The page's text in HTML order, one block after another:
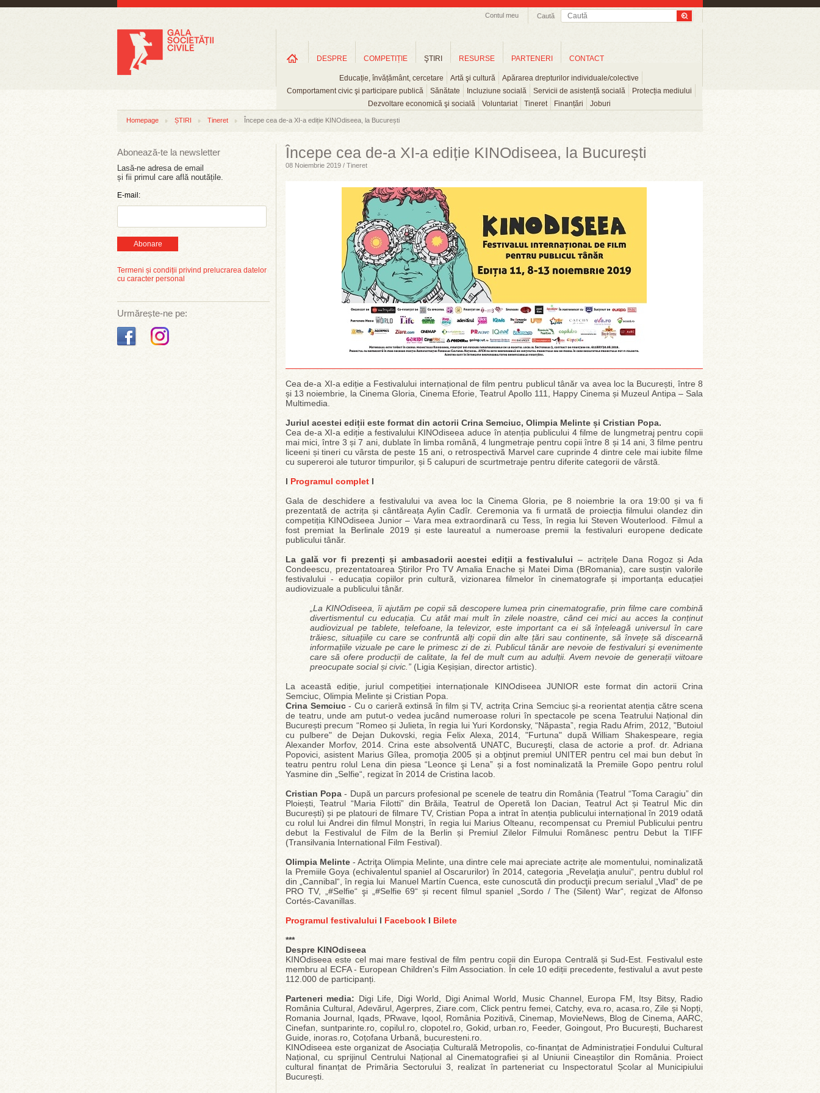
Caută
Contul meu
DESPRE COMPETIȚIE ŞTIRI
Educație, învățământ, cercetare Artă şi cultură
Apărarea drepturilor individuale/colective
Comportament civic şi participare publică
Sănătate Incluziune socială Servicii de asistență socială
Protecția mediului
Dezvoltare economică şi socială
Voluntariat Tineret Finanțări Joburi
RESURSE PARTENERI CONTACT
Homepage ȘTIRI Tineret Începe cea de-a XI-a ediție KINOdiseea, la București
Abonează-te la newsletter
Lasă-ne adresa de email
și fii primul care află noutățile.
E-mail:
Abonare
Termeni și condiții privind prelucrarea datelor
cu caracter personal
Urmărește-ne pe:
Începe cea de-a XI-a ediție KINOdiseea, la București
08 Noiembrie 2019 / Tineret
Cea de-a XI-a ediție a Festivalului internațional de film pentru publicul tânăr va avea loc la București, între 8
și 13 noiembrie, la Cinema Gloria, Cinema Eforie, Teatrul Apollo 111, Happy Cinema și Muzeul Antipa – Sala
Multimedia.
Juriul acestei ediții este format din actorii Crina Semciuc, Olimpia Melinte și Cristian Popa.
Cea de-a XI-a ediție a festivalului KINOdiseea aduce în atenția publicului 4 filme de lungmetraj pentru copii
mai mici, între 3 și 7 ani, dublate în limba română, 4 lungmetraje pentru copii între 8 și 14 ani, 3 filme pentru
liceeni și tineri cu vârsta de peste 15 ani, o retrospectivă Marvel care cuprinde 4 dintre cele mai iubite filme
cu supereroi ale tuturor timpurilor, și 5 calupuri de scurtmetraje pentru diferite categorii de vârstă.
l Programul complet l
Gala de deschidere a festivalului va avea loc la Cinema Gloria, pe 8 noiembrie la ora 19:00 și va fi
prezentată de actrița și cântăreața Aylin Cadîr. Ceremonia va fi urmată de proiecția filmului olandez din
competiția KINOdiseea Junior – Vara mea extraordinară cu Tess, în regia lui Steven Wouterlood. Filmul a
fost premiat la Berlinale 2019 și este laureatul a numeroase premii la festivaluri europene dedicate
publicului tânăr.
La gală vor fi prezenți și ambasadorii acestei ediții a festivalului – actrițele Dana Rogoz și Ada
Condeescu, prezentatoarea Știrilor Pro TV Amalia Enache și Matei Dima (BRomania), care susțin valorile
festivalului - educația copiilor prin cultură, vizionarea filmelor în cinematografe și importanța educației
audiovizuale a publicului tânăr.
„La KINOdiseea, îi ajutăm pe copii să descopere lumea prin cinematografie, prin filme care combină
divertismentul cu educația. Cu atât mai mult în zilele noastre, când cei mici au acces la conținut
audiovizual pe tablete, telefoane, la televizor, este important ca ei să înțeleagă universul în care
trăiesc, situațiile cu care se confruntă alți copii din alte țări sau continente, să învețe să discearnă
informațiile vizuale pe care le primesc zi de zi. Publicul tânăr are nevoie de festivaluri și evenimente
care să ofere producții de calitate, la fel de mult cum au adulții. Avem nevoie de generații viitoare
preocupate social și civic.” (Ligia Keșișian, director artistic).
La această ediție, juriul competiției internaționale KINOdiseea JUNIOR este format din actorii Crina
Semciuc, Olimpia Melinte și Cristian Popa.
Crina Semciuc- Cu o carieră extinsă în film și TV, actrița Crina Semciuc și-a reorientat atenția către scena
de teatru, unde am putut-o vedea jucând numeroase roluri în spectacole pe scena Teatrului Național din
București precum “Romeo și Julieta, în regia lui Yuri Kordonsky, “Năpasta”, regia Radu Afrim, 2012, "Butoiul
cu pulbere" de Dejan Dukovski, regia Felix Alexa, 2014, "Furtuna" după William Shakespeare, regia
Alexander Morfov, 2014. Crina este absolventă UNATC, Bucureşti, clasa de actorie a prof. dr. Adriana
Popovici, asistent Marius Gîlea, promoţia 2005 și a obţinut premiul UNITER pentru cel mai bun debut în
teatru pentru rolul Lena din piesa “Leonce şi Lena” și a fost nominalizată la Premiile Gopo pentru rolul
Yasmine din „Selfie“, regizat în 2014 de Cristina Iacob.
Cristian Popa - După un parcurs profesional pe scenele de teatru din România (Teatrul “Toma Caragiu” din
Ploiești, Teatrul “Maria Filotti” din Brăila, Teatrul de Operetă Ion Dacian, Teatrul Act și Teatrul Mic din
București) și pe platouri de filmare TV, Cristian Popa a intrat în atenția publicului internațional în 2019 odată
cu rolul lui Andrei din filmul Monștri, în regia lui Marius Olteanu, recompensat cu Premiul Publicului pentru
debut la Festivalul de Film de la Berlin și Premiul Zilelor Filmului Românesc pentru Debut la TIFF
(Transilvania International Film Festival).
Olimpia Melinte - Actriţa Olimpia Melinte, una dintre cele mai apreciate actrițe ale momentului, nominalizată
la Premiile Goya (echivalentul spaniel al Oscarurilor) în 2014, categoria „Revelaţia anului“, pentru dublul rol
din „Cannibal“, în regia lui Manuel Martín Cuenca, este cunoscută din producţii precum serialul „Vlad“ de pe
PRO TV, „#Selfie“ şi „#Selfie 69“ și recent filmul spaniel „Sordo / The (Silent) War“, regizat de Alfonso
Cortés-Cavanillas.
Programul festivalului l Facebook l Bilete
***
Despre KINOdiseea
KINOdiseea este cel mai mare festival de film pentru copii din Europa Centrală și Sud-Est. Festivalul este
membru al ECFA - European Children's Film Association. În cele 10 ediții precedente, festivalul a avut peste
112.000 de participanți.
Parteneri media: Digi Life, Digi World, Digi Animal World, Music Channel, Europa FM, Itsy Bitsy, Radio
România Cultural, Adevărul, Agerpres, Ziare.com, Click pentru femei, Catchy, eva.ro, acasa.ro, Zile și Nopți,
Romania Journal, Iqads, PRwave, Iqool, România Pozitivă, Cinemap, MovieNews, Blog de Cinema, AARC,
Cinefan, suntparinte.ro, copilul.ro, clopotel.ro, Gokid, urban.ro, Feeder, Goingout, Pro București, Bucharest
Guide, inoras.ro, Coțofana Urbană, bucuresteni.ro.
KINOdiseea este organizat de Asociația Culturală Metropolis, co-finanțat de Administrației Fondului Cultural
Național, cu sprijinul Centrului Național al Cinematografiei și al Uniunii Cineaștilor din România. Proiect
cultural finanțat de Primăria Sectorului 3, realizat în parteneriat cu Inspectoratul Școlar al Municipiului
București.